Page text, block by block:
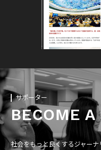
サポーター
BECOME A
社会をもっと良くするジャー